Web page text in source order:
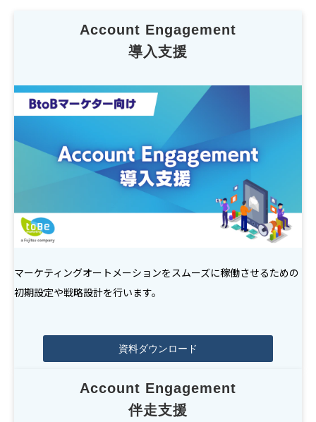
Account Engagement
導入支援
マーケティングオートメーションをスムーズに稼働させるための
初期設定や戦略設計を行います。
資料ダウンロード
Account Engagement
伴走支援